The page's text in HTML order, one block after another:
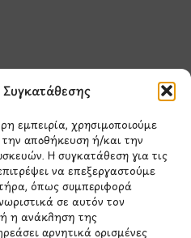
εμπειρία, χρησιμοποιούμε
την αποθήκευση ή/και την
Η συγκατάθεση για τις
να επεξεργαστούμε
όπως συμπεριφορά
σε αυτόν τον
η ανάκληση της
αρνητικά ορισμένες
συμφωνώ με την
Απορρήτου